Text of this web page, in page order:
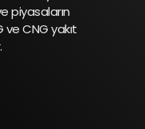
piyasaların
CNG yakıt